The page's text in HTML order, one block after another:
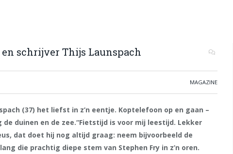
schrijver Thijs Launspach
MAGAZINE
(37) het liefst in z’n eentje. Koptelefoon op en gaan –
duinen en de zee.“Fietstijd is voor mij leestijd. Lekker
dat doet hij nog altijd graag: neem bijvoorbeeld de
die prachtig diepe stem van Stephen Fry in z’n oren.